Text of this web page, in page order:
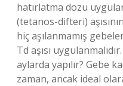
hatırlatma dozu
(tetanos-difteri)
hiç aşılanmamış
Td aşısı
aylarda yapılır? Gebe
zaman, ancak ideal